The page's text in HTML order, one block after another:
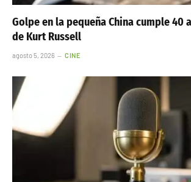
Golpe en la pequeña China cumple 40
de Kurt Russell
agosto 5, 2026 CINE